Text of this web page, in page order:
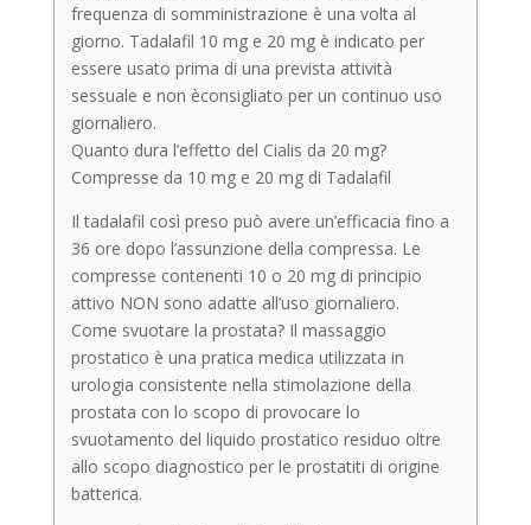
frequenza di somministrazione è una volta al
giorno. Tadalafil 10 mg e 20 mg è indicato per
essere usato prima di una prevista attività
sessuale e non èconsigliato per un continuo uso
giornaliero.
Quanto dura l’effetto del Cialis da 20 mg?
Compresse da 10 mg e 20 mg di Tadalafil
Il tadalafil così preso può avere un’efficacia fino a
36 ore dopo l’assunzione della compressa. Le
compresse contenenti 10 o 20 mg di principio
attivo NON sono adatte all’uso giornaliero.
Come svuotare la prostata? Il massaggio
prostatico è una pratica medica utilizzata in
urologia consistente nella stimolazione della
prostata con lo scopo di provocare lo
svuotamento del liquido prostatico residuo oltre
allo scopo diagnostico per le prostatiti di origine
batterica.